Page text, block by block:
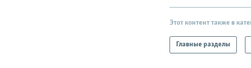
Этот контент также в
Главные разделы